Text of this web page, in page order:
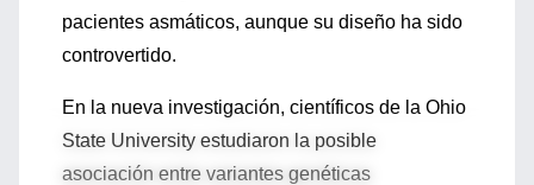
pacientes asmáticos, aunque su diseño ha sido
controvertido.
En la nueva investigación, científicos de la Ohio
State University estudiaron la posible
asociación entre variantes genéticas